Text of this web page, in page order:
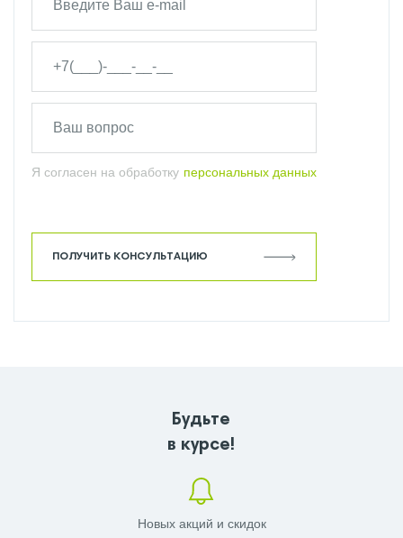
Я согласен на обработку персональных данных
ПОЛУЧИТЬ КОНСУЛЬТАЦИЮ
Будьте
в курсе!
Новых акций и скидок